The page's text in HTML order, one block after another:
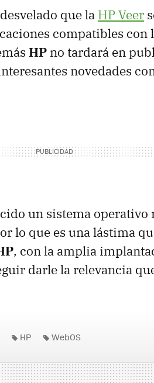
que la HP Veer
compatibles con
HP no tardará en
novedades
un sistema operativo
lo que es una lástima
, con la amplia
darle la relevancia
HP WebOS